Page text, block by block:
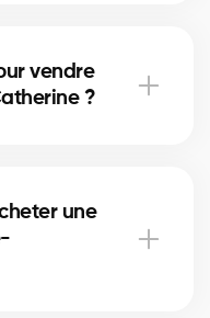
vente et augmenter
vendre
?
les tendances
une